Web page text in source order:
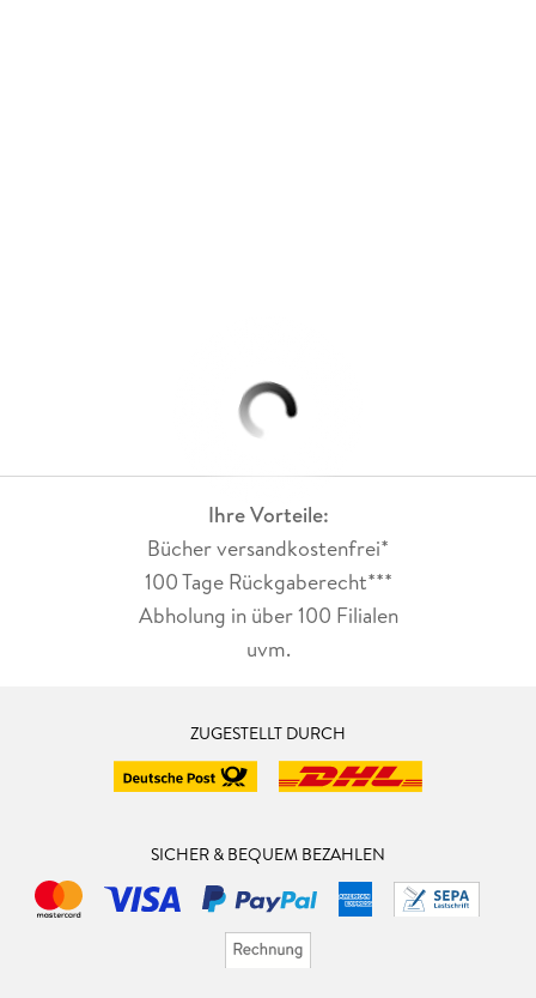
Ihre Vorteile:
Bücher versandkostenfrei*
100 Tage Rückgaberecht***
Abholung in über 100 Filialen
uvm.
ZUGESTELLT DURCH
SICHER & BEQUEM BEZAHLEN